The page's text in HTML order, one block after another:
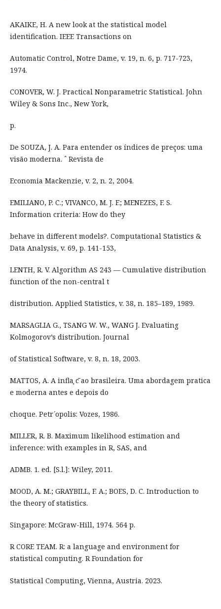
AKAIKE, H. A new look at the statistical model
identification. IEEE Transactions on
Automatic Control, Notre Dame, v. 19, n. 6, p. 717-723,
1974.
CONOVER, W. J. Practical Nonparametric Statistical. John
Wiley & Sons Inc., New York,
p.
De SOUZA, J. A. Para entender os índices de preços: uma
visão moderna. ˆ Revista de
Economia Mackenzie, v. 2, n. 2, 2004.
EMILIANO, P. C.; VIVANCO, M. J. F.; MENEZES, F. S.
Information criteria: How do they
behave in different models?. Computational Statistics &
Data Analysis, v. 69, p. 141-153,
LENTH, R. V. Algorithm AS 243 — Cumulative distribution
function of the non-central t
distribution. Applied Statistics, v. 38, n. 185–189, 1989.
MARSAGLIA G., TSANG W. W., WANG J. Evaluating
Kolmogorov’s distribution. Journal
of Statistical Software, v. 8, n. 18, 2003.
MATTOS, A. A infla ̧c ̃ao brasileira. Uma abordagem pratica
e moderna antes e depois do
choque. Petr ́opolis: Vozes, 1986.
MILLER, R. B. Maximum likelihood estimation and
inference: with examples in R, SAS, and
ADMB. 1. ed. [S.l.]: Wiley, 2011.
MOOD, A. M.; GRAYBILL, F. A.; BOES, D. C. Introduction to
the theory of statistics.
Singapore: McGraw-Hill, 1974. 564 p.
R CORE TEAM. R: a language and environment for
statistical computing. R Foundation for
Statistical Computing, Vienna, Austria. 2023.